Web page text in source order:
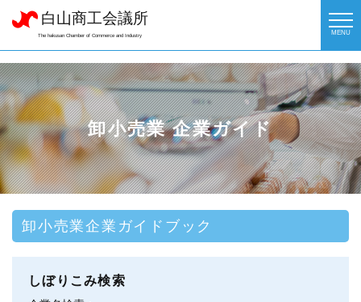
白山商工会議所
The hakusan Chamber of Commerce and Industry MENU
卸小売業 企業ガイド
卸小売業企業ガイドブック
しぼりこみ検索